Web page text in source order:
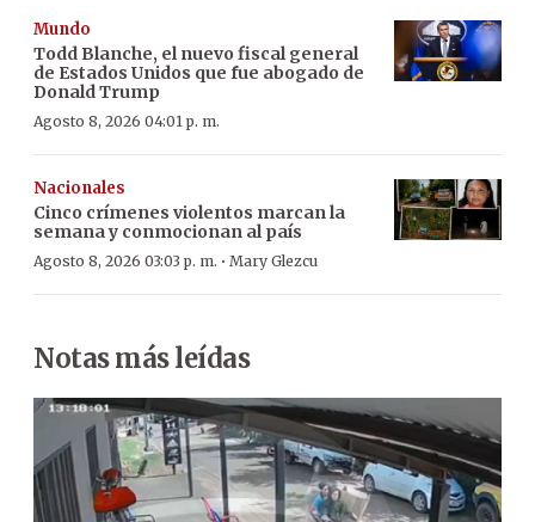
Mundo
Todd Blanche, el nuevo fiscal general
de Estados Unidos que fue abogado de
Donald Trump
Agosto 8, 2026 04:01 p. m.
Nacionales
Cinco crímenes violentos marcan la
semana y conmocionan al país
Agosto 8, 2026 03:03 p. m. · Mary Glezcu
Notas más leídas